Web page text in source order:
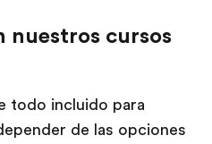
nuestros cursos
todo incluido para
de las opciones